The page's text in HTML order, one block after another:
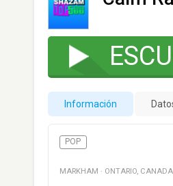
Información
POP
MARKHAM · ONTARIO, CANADA